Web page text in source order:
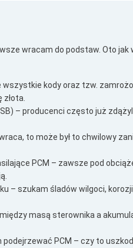
wracam do podstaw. Oto jak
wszystkie kody oraz tzw.
złota.
– producenci często już
to może był to chwilowy
PCM – zawsze pod
– szukam śladów wilgoci,
masą sterownika a
PCM – czy to